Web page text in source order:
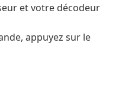
et votre décodeur
appuyez sur le